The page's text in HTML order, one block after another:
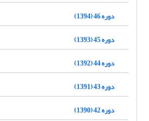
دوره 46 (1394)
دوره 45 (1393)
دوره 44 (1392)
دوره 43 (1391)
دوره 42 (1390)